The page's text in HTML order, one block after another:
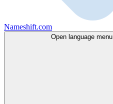
Nameshift.com
Open language menu